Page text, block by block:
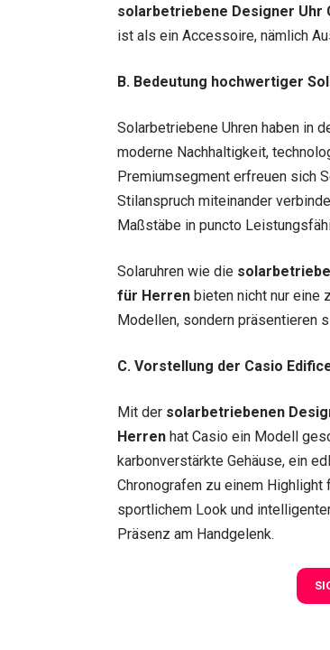
solarbetriebene Designer Uhr
ist als ein Accessoire, nämlich
B. Bedeutung hochwertiger
Solarbetriebene Uhren haben in
moderne Nachhaltigkeit,
Premiumsegment erfreuen sich
Stilanspruch miteinander
Maßstäbe in puncto
Solaruhren wie die
für Herren bieten nicht nur eine
Modellen, sondern präsentieren
C. Vorstellung der Casio
Mit der solarbetriebenen
Herren hat Casio ein Modell
karbonverstärkte Gehäuse, ein
Chronografen zu einem Highlight
sportlichem Look und
Präsenz am Handgelenk.